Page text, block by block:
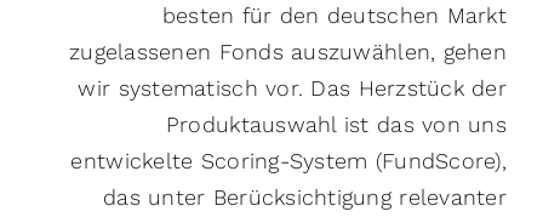
besten für den deutschen Markt
zugelassenen Fonds auszuwählen, gehen
wir systematisch vor. Das Herzstück der
Produktauswahl ist das von uns
entwickelte Scoring-System (FundScore),
das unter Berücksichtigung relevanter